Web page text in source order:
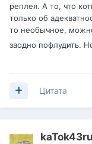
реплея. А то, что
только об
то необычное,
заодно пофлудить.
Цитата